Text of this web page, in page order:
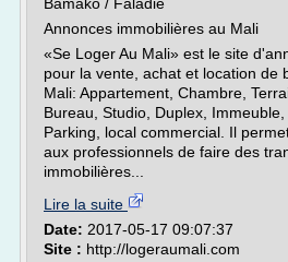
Annonces immobilières au Mali
«Se Loger Au Mali» est le site
pour la vente, achat et location de
Mali: Appartement, Chambre,
Bureau, Studio, Duplex,
Parking, local commercial. Il
aux professionnels de faire des
immobilières...
Lire la suite
Date: 2017-05-17 09:07:37
Site : http://logeraumali.com